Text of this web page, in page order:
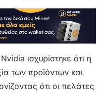
ισχυρίστηκε ότι η
των προϊόντων και
ότι οι πελάτες